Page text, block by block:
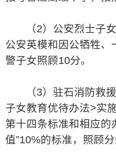
（2）公安烈士子女
公安英模和因公牺牲、
警子女照顾10分。
（3）驻石消防救援
子女教育优待办法>实
第十四条标准和相应的
值”10%的标准，照顾分